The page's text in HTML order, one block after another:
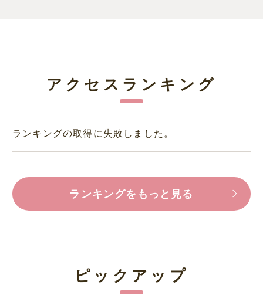
アクセスランキング
ランキングの取得に失敗しました。
ランキングをもっと見る
ピックアップ